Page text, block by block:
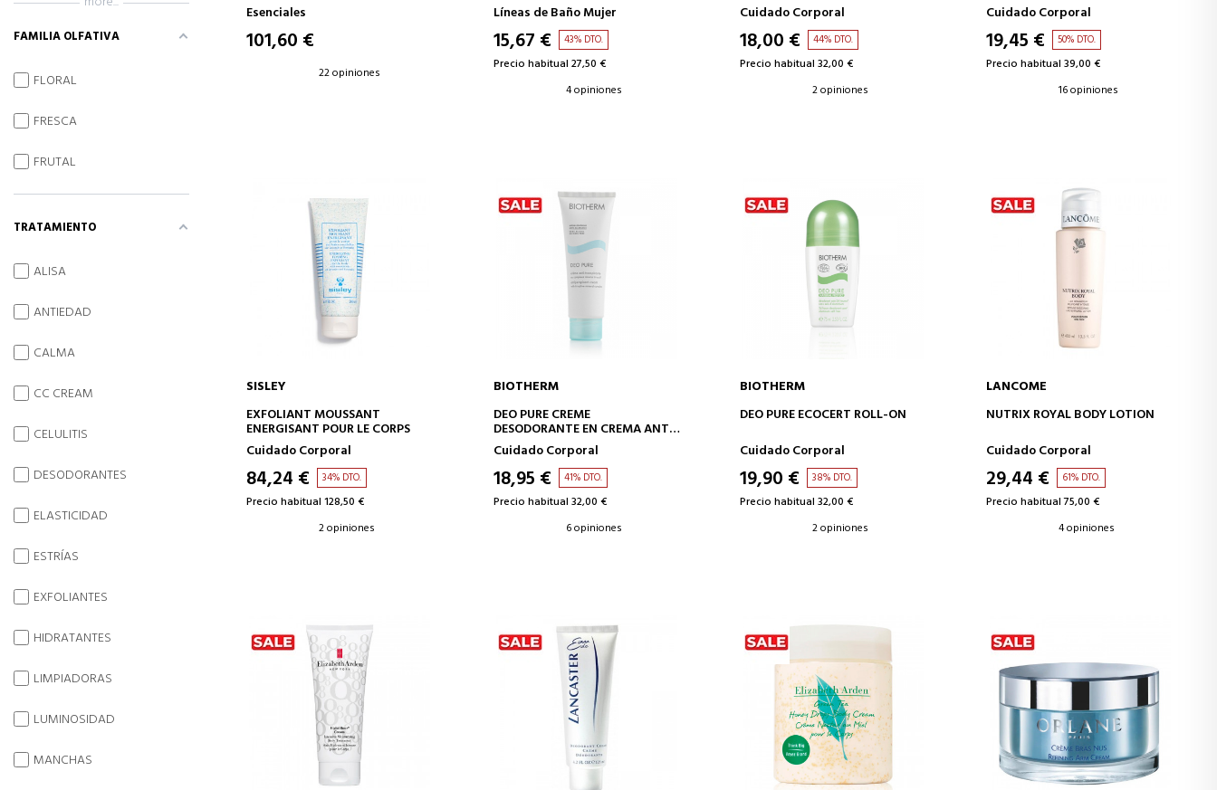
Esenciales
101,60 €
22 opiniones
ANTITRANSPIRANTE
Líneas de Baño Mujer
15,67 € 43% DTO.
Precio habitual 27,50 €
4 opiniones
Cuidado Corporal
18,00 € 44% DTO.
Precio habitual 32,00 €
2 opiniones
Cuidado Corporal
19,45 € 50% DTO.
Precio habitual 39,00 €
16 opiniones
AÑADIR A LA CESTA
SISLEY
EXFOLIANT MOUSSANT
ENERGISANT POUR LE CORPS
Cuidado Corporal
84,24 € 34% DTO.
Precio habitual 128,50 €
2 opiniones
AÑADIR A LA CESTA
BIOTHERM
DEO PURE CREME
DESODORANTE EN CREMA ANTI-
TRANSPIRANTE
Cuidado Corporal
18,95 € 41% DTO.
Precio habitual 32,00 €
6 opiniones
AÑADIR A LA CESTA
BIOTHERM
DEO PURE ECOCERT ROLL-ON
Cuidado Corporal
19,90 € 38% DTO.
Precio habitual 32,00 €
2 opiniones
AÑADIR A LA CESTA
LANCOME
NUTRIX ROYAL BODY LOTION
Cuidado Corporal
29,44 € 61% DTO.
Precio habitual 75,00 €
4 opiniones
FAMILIA OLFATIVA
FLORAL
FRESCA
FRUTAL
TRATAMIENTO
ALISA
ANTIEDAD
CALMA
CC CREAM
CELULITIS
DESODORANTES
ELASTICIDAD
ESTRÍAS
EXFOLIANTES
HIDRATANTES
LIMPIADORAS
LUMINOSIDAD
MANCHAS